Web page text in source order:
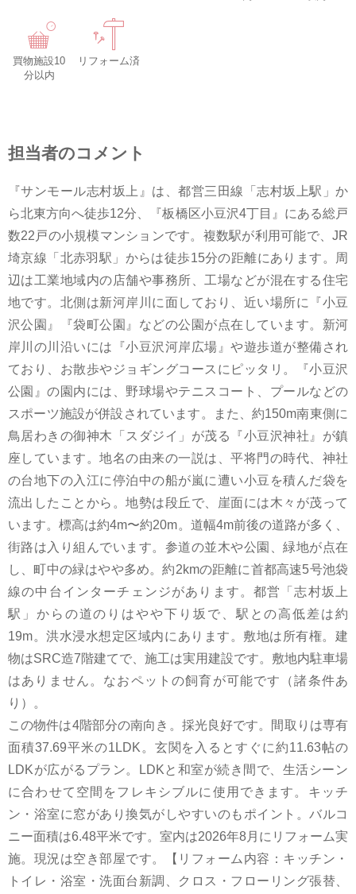
買物施設10
分以内
リフォーム済
担当者のコメント
『サンモール志村坂上』は、都営三田線「志村坂上駅」か
ら北東方向へ徒歩12分、『板橋区小豆沢4丁目』にある総戸
数22戸の小規模マンションです。複数駅が利用可能で、JR
埼京線「北赤羽駅」からは徒歩15分の距離にあります。周
辺は工業地域内の店舗や事務所、工場などが混在する住宅
地です。北側は新河岸川に面しており、近い場所に『小豆
沢公園』『袋町公園』などの公園が点在しています。新河
岸川の川沿いには『小豆沢河岸広場』や遊歩道が整備され
ており、お散歩やジョギングコースにピッタリ。『小豆沢
公園』の園内には、野球場やテニスコート、プールなどの
スポーツ施設が併設されています。また、約150m南東側に
鳥居わきの御神木「スダジイ」が茂る『小豆沢神社』が鎮
座しています。地名の由来の一説は、平将門の時代、神社
の台地下の入江に停泊中の船が嵐に遭い小豆を積んだ袋を
流出したことから。地勢は段丘で、崖面には木々が茂って
います。標高は約4m〜約20m。道幅4m前後の道路が多く、
街路は入り組んでいます。参道の並木や公園、緑地が点在
し、町中の緑はやや多め。約2kmの距離に首都高速5号池袋
線の中台インターチェンジがあります。都営「志村坂上
駅」からの道のりはやや下り坂で、駅との高低差は約
19m。洪水浸水想定区域内にあります。敷地は所有権。建
物はSRC造7階建てで、施工は実用建設です。敷地内駐車場
はありません。なおペットの飼育が可能です（諸条件あ
り）。
この物件は4階部分の南向き。採光良好です。間取りは専有
面積37.69平米の1LDK。玄関を入るとすぐに約11.63帖の
LDKが広がるプラン。LDKと和室が続き間で、生活シーン
に合わせて空間をフレキシブルに使用できます。キッチ
ン・浴室に窓があり換気がしやすいのもポイント。バルコ
ニー面積は6.48平米です。室内は2026年8月にリフォーム実
施。現況は空き部屋です。【リフォーム内容：キッチン・
トイレ・浴室・洗面台新調、クロス・フローリング張替、